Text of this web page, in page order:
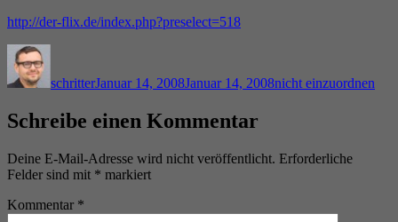
http://der-flix.de/index.php?preselect=518
schritterJanuar 14, 2008Januar 14, 2008nicht einzuordnen
Schreibe einen Kommentar
Deine E-Mail-Adresse wird nicht veröffentlicht. Erforderliche
Felder sind mit * markiert
Kommentar *